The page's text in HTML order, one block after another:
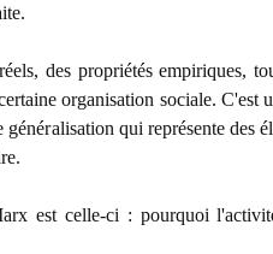
des propriétés empiriques,
organisation sociale. C'est
qui représente des
est celle-ci : pourquoi